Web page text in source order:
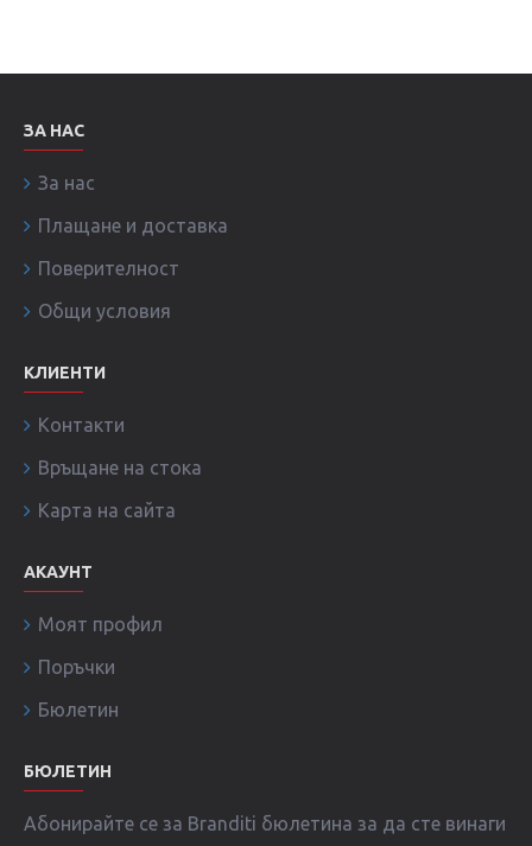
ЗА НАС
За нас
Плащане и доставка
Поверителност
Общи условия
КЛИЕНТИ
Контакти
Връщане на стока
Карта на сайта
АКАУНТ
Моят профил
Поръчки
Бюлетин
БЮЛЕТИН
Абонирайте се за Branditi бюлетина за да сте винаги